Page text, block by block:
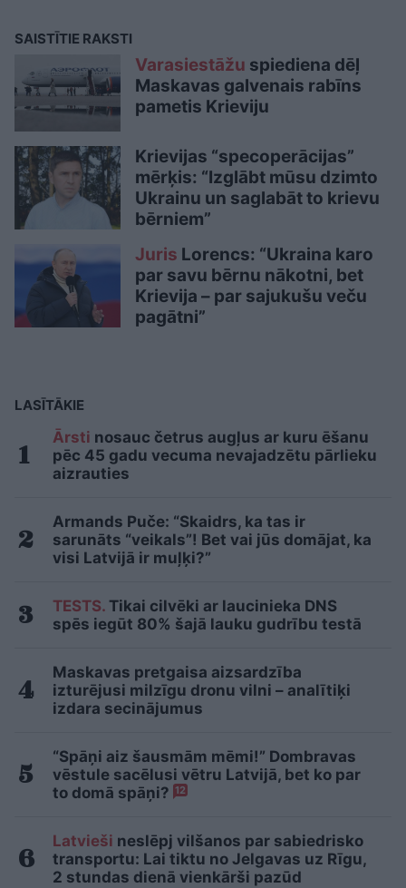
SAISTĪTIE RAKSTI
Varasiestāžu spiediena dēļ
Maskavas galvenais rabīns
pametis Krieviju
Krievijas “specoperācijas”
mērķis: “Izglābt mūsu dzimto
Ukrainu un saglabāt to krievu
bērniem”
Juris Lorencs: “Ukraina karo
par savu bērnu nākotni, bet
Krievija – par sajukušu veču
pagātni”
LASĪTĀKIE
Ārsti nosauc četrus augļus ar kuru ēšanu
pēc 45 gadu vecuma nevajadzētu pārlieku
aizrauties
Armands Puče: “Skaidrs, ka tas ir
sarunāts “veikals”! Bet vai jūs domājat, ka
visi Latvijā ir muļķi?”
TESTS. Tikai cilvēki ar laucinieka DNS
spēs iegūt 80% šajā lauku gudrību testā
Maskavas pretgaisa aizsardzība
izturējusi milzīgu dronu vilni – analītiķi
izdara secinājumus
“Spāņi aiz šausmām mēmi!” Dombravas
vēstule sacēlusi vētru Latvijā, bet ko par
to domā spāņi? 12
Latvieši neslēpj vilšanos par sabiedrisko
transportu: Lai tiktu no Jelgavas uz Rīgu,
2 stundas dienā vienkārši pazūd